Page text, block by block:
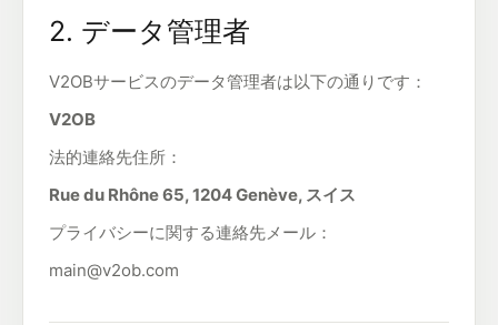
2. データ管理者
V2OBサービスのデータ管理者は以下の通りです：
V2OB
法的連絡先住所：
Rue du Rhône 65, 1204 Genève, スイス
プライバシーに関する連絡先メール：
main@v2ob.com